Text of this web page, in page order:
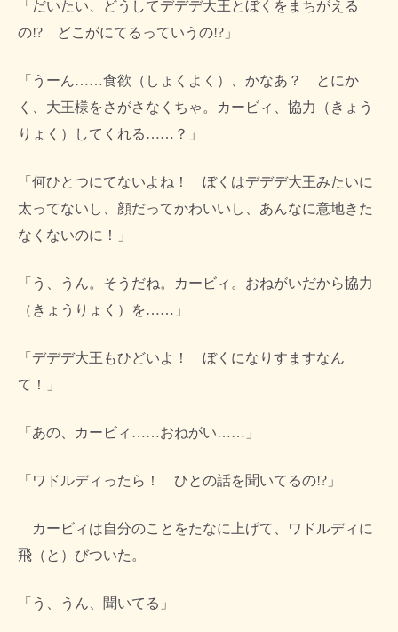
「だいたい、どうしてデデデ大王とぼくをまちがえる
の!? どこがにてるっていうの!?」
「うーん……食欲（しょくよく）、かなあ？ とにか
く、大王様をさがさなくちゃ。カービィ、協力（きょう
りょく）してくれる……？」
「何ひとつにてないよね！ ぼくはデデデ大王みたいに
太ってないし、顔だってかわいいし、あんなに意地きた
なくないのに！」
「う、うん。そうだね。カービィ。おねがいだから協力
（きょうりょく）を……」
「デデデ大王もひどいよ！ ぼくになりすますなん
て！」
「あの、カービィ……おねがい……」
「ワドルディったら！ ひとの話を聞いてるの!?」
カービィは自分のことをたなに上げて、ワドルディに
飛（と）びついた。
「う、うん、聞いてる」